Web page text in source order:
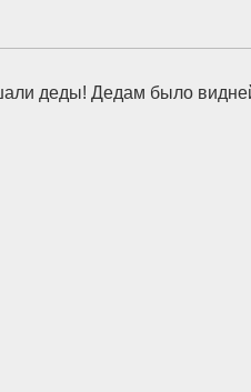
деды! Дедам было